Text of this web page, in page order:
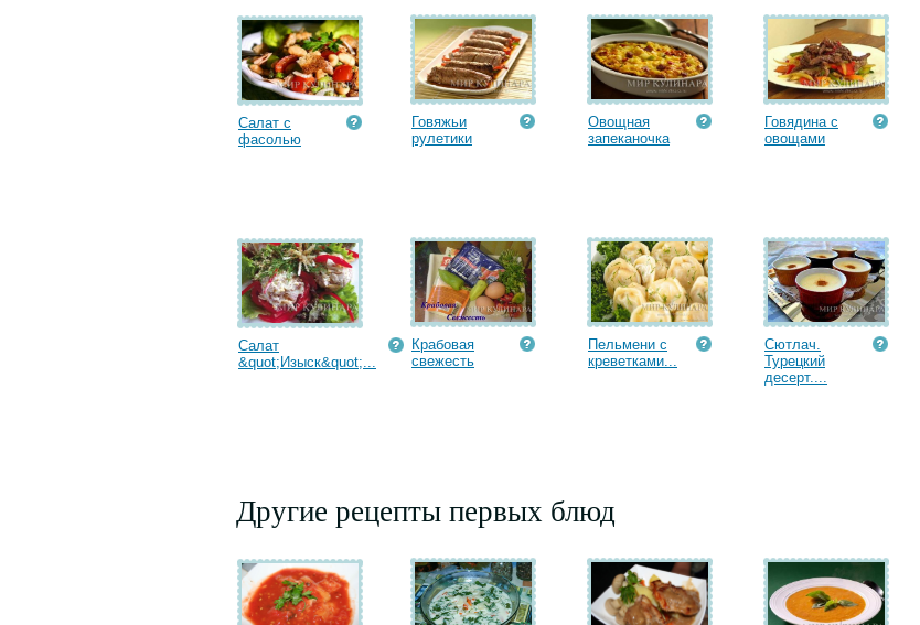
Салат с
фасолью
Говяжьи
рулетики
Овощная
запеканочка
Говядина с
овощами
Салат
&quot;Изыск&quot;...
Крабовая
cвежесть
Пельмени с
креветками...
Сютлач.
Турецкий
десерт....
Другие рецепты первых блюд